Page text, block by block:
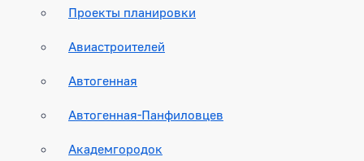
Проекты планировки
Авиастроителей
Автогенная
Автогенная-Панфиловцев
Академгородок